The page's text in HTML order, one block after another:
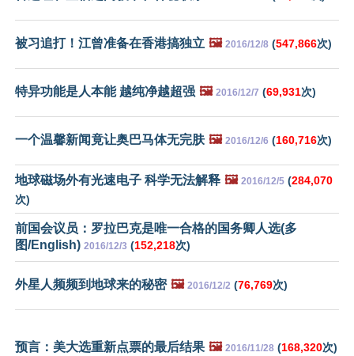
被习追打！江曾准备在香港搞独立 🖼️ 2016/12/8 (547,866次)
特异功能是人本能 越纯净越超强 🖼️ 2016/12/7 (69,931次)
一个温馨新闻竟让奥巴马体无完肤 🖼️ 2016/12/6 (160,716次)
地球磁场外有光速电子 科学无法解释 🖼️ 2016/12/5 (284,070
次)
前国会议员：罗拉巴克是唯一合格的国务卿人选(多
图/English) 2016/12/3 (152,218次)
外星人频频到地球来的秘密 🖼️ 2016/12/2 (76,769次)
预言：美大选重新点票的最后结果 🖼️ 2016/11/28 (168,320次)